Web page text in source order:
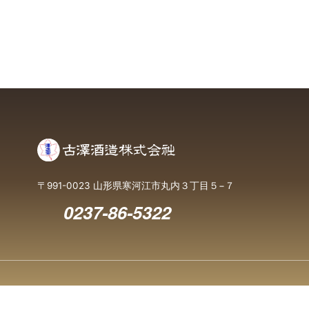
〒991-0023 山形県寒河江市丸内３丁目５−７
0237-86-5322